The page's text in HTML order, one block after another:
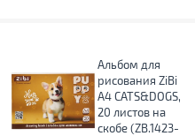
Альбом для
рисования ZiBi
А4 CATS&DOGS,
20 листов на
скобе (ZB.1423-